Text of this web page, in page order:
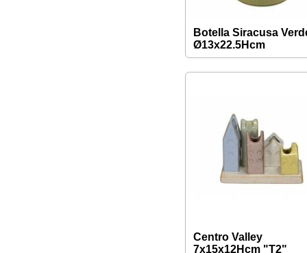
Botella Siracusa
Ø13x22.5Hcm
Centro Valley
7x15x12Hcm "T2"